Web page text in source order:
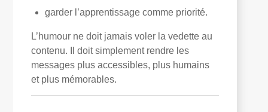
garder l’apprentissage comme priorité.
L’humour ne doit jamais voler la vedette au
contenu. Il doit simplement rendre les
messages plus accessibles, plus humains
et plus mémorables.